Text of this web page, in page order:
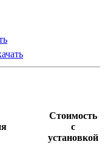
Стоимость
с
установкой